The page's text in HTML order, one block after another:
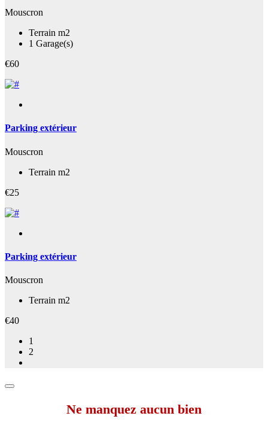
Mouscron
Terrain m2
1 Garage(s)
€60
Parking extérieur
Mouscron
Terrain m2
€25
Parking extérieur
Mouscron
Terrain m2
€40
1
2
Ne manquez aucun bien